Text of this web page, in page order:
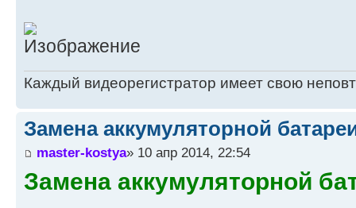
Каждый видеорегистратор имеет свою
Замена аккумуляторной
master-kostya» 10 апр 2014, 22:54
Замена аккумуляторной